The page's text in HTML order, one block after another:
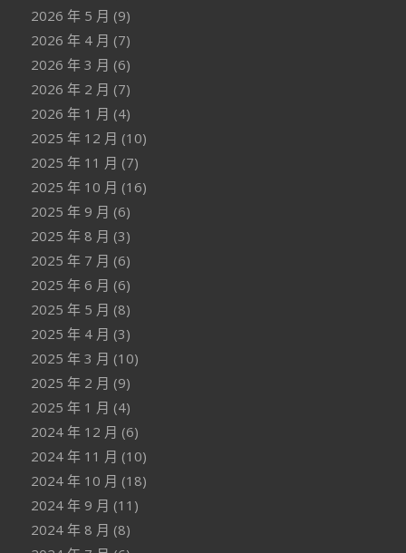
2026 年 5 月 (9)
2026 年 4 月 (7)
2026 年 3 月 (6)
2026 年 2 月 (7)
2026 年 1 月 (4)
2025 年 12 月 (10)
2025 年 11 月 (7)
2025 年 10 月 (16)
2025 年 9 月 (6)
2025 年 8 月 (3)
2025 年 7 月 (6)
2025 年 6 月 (6)
2025 年 5 月 (8)
2025 年 4 月 (3)
2025 年 3 月 (10)
2025 年 2 月 (9)
2025 年 1 月 (4)
2024 年 12 月 (6)
2024 年 11 月 (10)
2024 年 10 月 (18)
2024 年 9 月 (11)
2024 年 8 月 (8)